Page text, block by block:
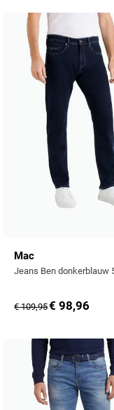
Mac
€ 109,95€ 98,96